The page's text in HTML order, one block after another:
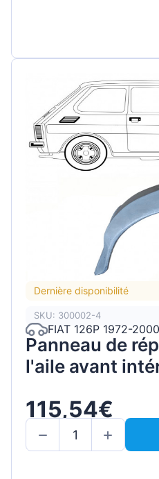
Dernière disponibilité
SKU: 300002-4
FIAT 126P 1972-2000
Panneau de
l'aile avant
115,54€